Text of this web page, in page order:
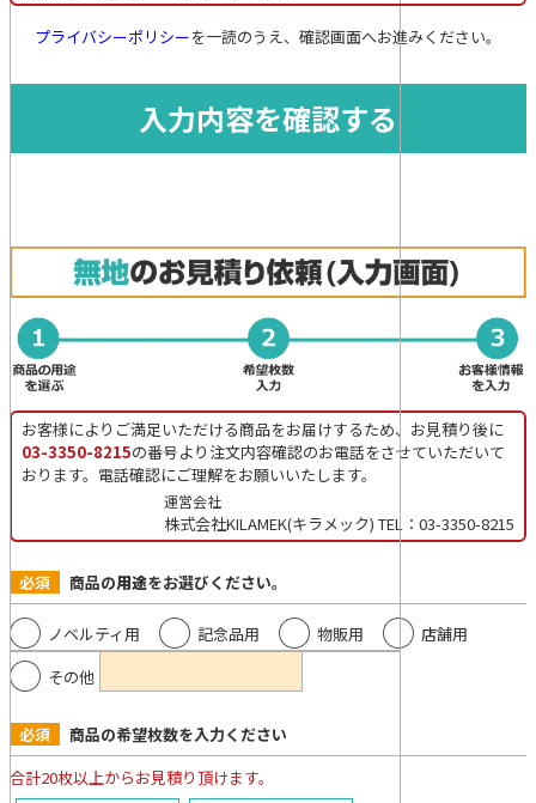
プライバシーポリシーを一読のうえ、確認画面へお進みください。
お客様によりご満足いただける商品をお届けするため、お見積り後に
03-3350-8215の番号より注文内容確認のお電話をさせていただいて
おります。電話確認にご理解をお願いいたします。
運営会社
株式会社KILAMEK(キラメック) TEL：03-3350-8215
必須 商品の用途をお選びください。
ノベルティ用 記念品用 物販用
店舗用
その他
必須
商品の希望枚数を入力ください
合計20枚以上からお見積り頂けます。